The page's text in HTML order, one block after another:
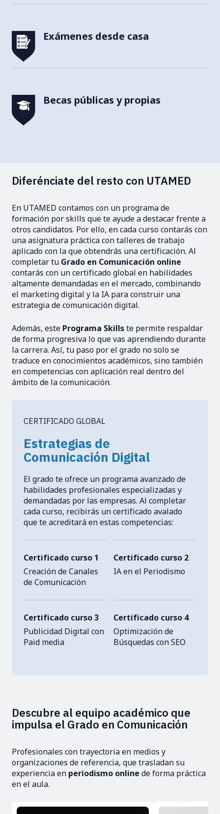
Exámenes desde casa
Becas públicas y propias
Diferénciate del resto con UTAMED
En UTAMED contamos con un programa de
formación por skills que te ayude a destacar frente a
otros candidatos. Por ello, en cada curso contarás con
una asignatura práctica con talleres de trabajo
aplicado con la que obtendrás una certificación. Al
completar tu Grado en Comunicación online
contarás con un certificado global en habilidades
altamente demandadas en el mercado, combinando
el marketing digital y la IA para construir una
estrategia de comunicación digital.
Además, este Programa Skillste permite respaldar
de forma progresiva lo que vas aprendiendo durante
la carrera. Así, tu paso por el grado no solo se
traduce en conocimientos académicos, sino también
en competencias con aplicación real dentro del
ámbito de la comunicación.
CERTIFICADO GLOBAL
Estrategias de
Comunicación Digital
El grado te ofrece un programa avanzado de
habilidades profesionales especializadas y
demandadas por las empresas. Al completar
cada curso, recibirás un certificado avalado
que te acreditará en estas competencias:
Certificado curso 1
Creación de Canales
de Comunicación
Certificado curso 2
IA en el Periodismo
Certificado curso 3
Publicidad Digital con
Paid media
Certificado curso 4
Optimización de
Búsquedas con SEO
Descubre al equipo académico que
impulsa el Grado en Comunicación
Profesionales con trayectoria en medios y
organizaciones de referencia, que trasladan su
experiencia en periodismo online de forma práctica
en el aula.